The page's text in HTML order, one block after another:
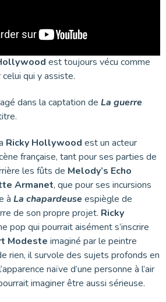
est toujours vécu comme
qui y assiste.
dans la captation de La guerre
Ricky Hollywood est un acteur
française, tant pour ses parties de
les fûts de Melody’s Echo
Armanet, que pour ses incursions
à La chapardeuseespiègle de
de son propre projet. Ricky
pop qui pourrait aisément s’inscrire
Modeste imaginé par le peintre
rien, il survole des sujets profonds en
naïve d’une personne à l’air
imaginer être aussi sérieuse.